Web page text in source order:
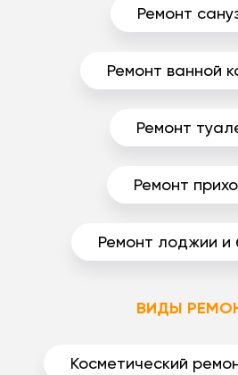
Ремонт
Ремонт ванной
Ремонт
Ремонт
Ремонт лоджии и
ВИДЫ
Косметический